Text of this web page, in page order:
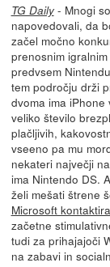
TG Daily- Mnogi so
napovedovali, da
začel močno
prenosnim
predvsem
tem področju drži
dvoma ima iPhone
veliko število
plačljivih,
vseeno pa mu
nekateri največji
ima Nintendo DS.
želi mešati štrene
Microsoft
začetne
tudi za prihajajoči
na zabavi in